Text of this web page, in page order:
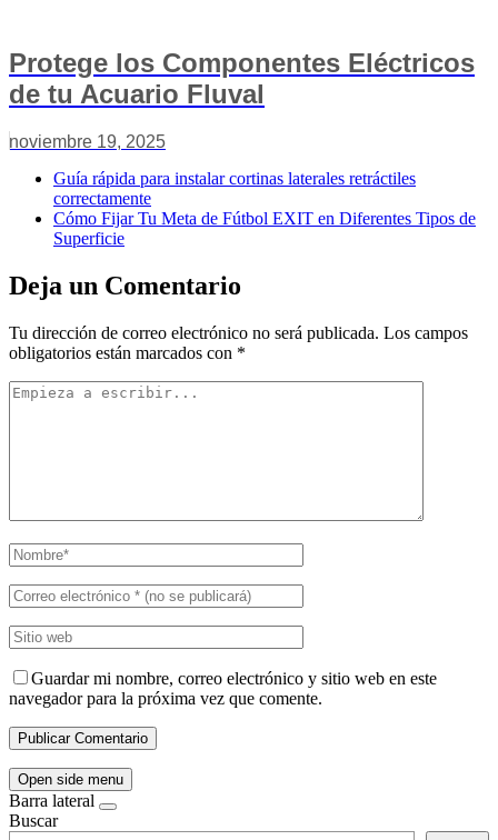
Protege los Componentes Eléctricos
de tu Acuario Fluval
noviembre 19, 2025
Guía rápida para instalar cortinas laterales retráctiles
correctamente
Cómo Fijar Tu Meta de Fútbol EXIT en Diferentes Tipos de
Superficie
Deja un Comentario
Tu dirección de correo electrónico no será publicada. Los campos
obligatorios están marcados con *
Guardar mi nombre, correo electrónico y sitio web en este
navegador para la próxima vez que comente.
Open side menu
Barra lateral
Buscar